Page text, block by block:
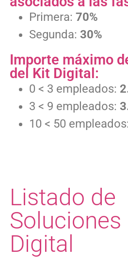
Primera: 70%
Segunda: 30%
Importe máximo
del Kit Digital:
0 < 3 empleados:
3 < 9 empleados:
10 < 50
Listado de
Soluciones
Digital